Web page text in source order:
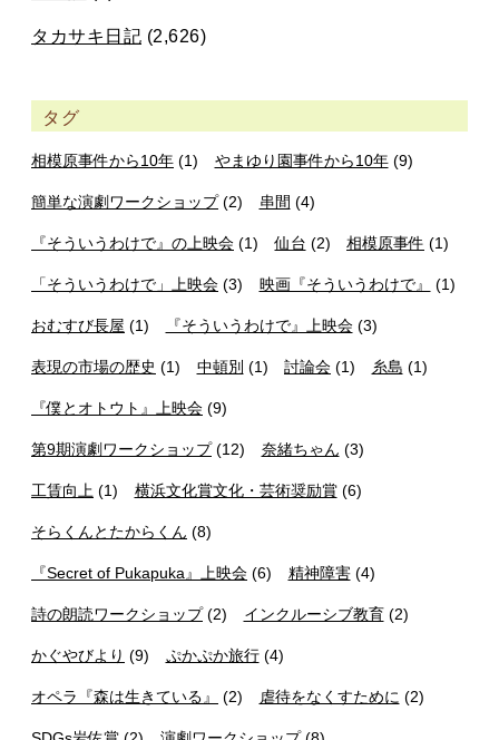
タカサキ日記 (2,626)
タグ
相模原事件から10年 (1) やまゆり園事件から10年(9)
簡単な演劇ワークショップ(2) 串間 (4)
『そういうわけで』の上映会 (1) 仙台 (2) 相模原事件 (1)
「そういうわけで」上映会 (3) 映画『そういうわけで』 (1)
おむすび長屋 (1) 『そういうわけで』上映会(3)
表現の市場の歴史 (1) 中頓別 (1) 討論会 (1) 糸島 (1)
『僕とオトウト』上映会 (9)
第9期演劇ワークショップ(12) 奈緒ちゃん (3)
工賃向上 (1) 横浜文化賞文化・芸術奨励賞(6)
そらくんとたからくん (8)
『Secret of Pukapuka』上映会 (6) 精神障害(4)
詩の朗読ワークショップ(2) インクルーシブ教育(2)
かぐやびより (9) ぷかぷか旅行(4)
オペラ『森は生きている』 (2) 虐待をなくすために (2)